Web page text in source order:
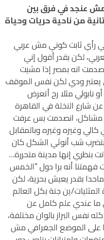
عنجد في فرق بين
من ناحية حريات وحياة
رأي ثابت كوني مش عربي
لكن بقدر أقول إني
انه بمصر إذا مشيت
ودي لكن نفس الموقف
مثلا رح أتعرض
شارع النخلة في القاهرة
مشاكل، انصدمت بس عرفت
وغيره وغيره وبالمقابل
شب أنوثي الشكل كان
بنظري إنها مدينة متحررة…
فهمتنا أنه برا دول “الخمس
بقدر يعيش بحرية، لكن
ين جنة بكل العالم
ما عندي علم كامل عن
نفس البراز بالوان مختلفة،
على الموضع الجغرافي مش